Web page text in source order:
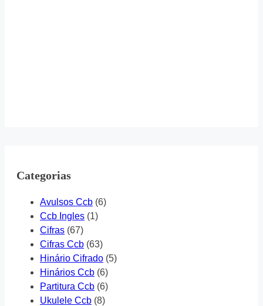
Categorias
Avulsos Ccb (6)
Ccb Ingles (1)
Cifras (67)
Cifras Ccb (63)
Hinário Cifrado (5)
Hinários Ccb (6)
Partitura Ccb (6)
Ukulele Ccb (8)